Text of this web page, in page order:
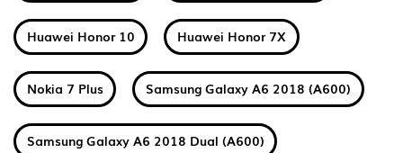
Huawei Honor 10 Huawei Honor 7X
Nokia 7 Plus Samsung Galaxy A6 2018 (A600)
Samsung Galaxy A6 2018 Dual (A600)